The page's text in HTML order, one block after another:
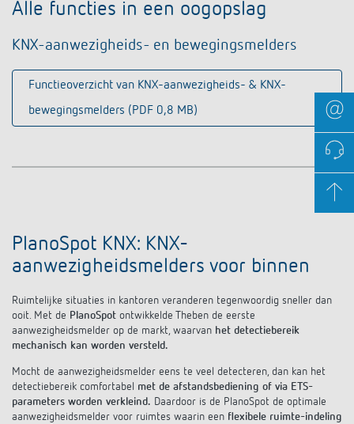
Alle functies in een oogopslag
KNX-aanwezigheids- en bewegingsmelders
Functieoverzicht van KNX-aanwezigheids- & KNX-
bewegingsmelders (PDF 0,8 MB)
PlanoSpot KNX: KNX-
aanwezigheidsmelders voor binnen
Ruimtelijke situaties in kantoren veranderen tegenwoordig sneller dan
ooit. Met de PlanoSpot ontwikkelde Theben de eerste
aanwezigheidsmelder op de markt, waarvan het detectiebereik
mechanisch kan worden versteld.
Mocht de aanwezigheidsmelder eens te veel detecteren, dan kan het
detectiebereik comfortabel met de afstandsbediening of via ETS-
parameters worden verkleind. Daardoor is de PlanoSpot de optimale
aanwezigheidsmelder voor ruimtes waarin een flexibele ruimte-indeling